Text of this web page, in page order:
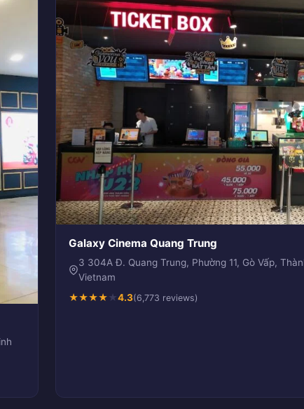
Galaxy Cinema Quang Trung
3 304A Đ. Quang Trung, Phường 11, Gò Vấp,
Vietnam
★★★★★4.3(6,773 reviews)